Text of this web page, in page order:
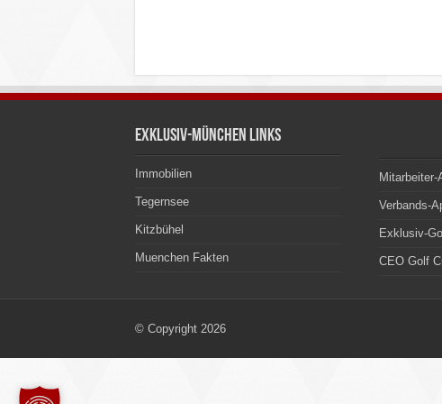
Exklusiv-München Links
Immobilien
Tegernsee
Kitzbühel
Muenchen Fakten
Mitarbeiter-
Verbands-
Exklusiv-
CEO Golf
© Copyright 2026